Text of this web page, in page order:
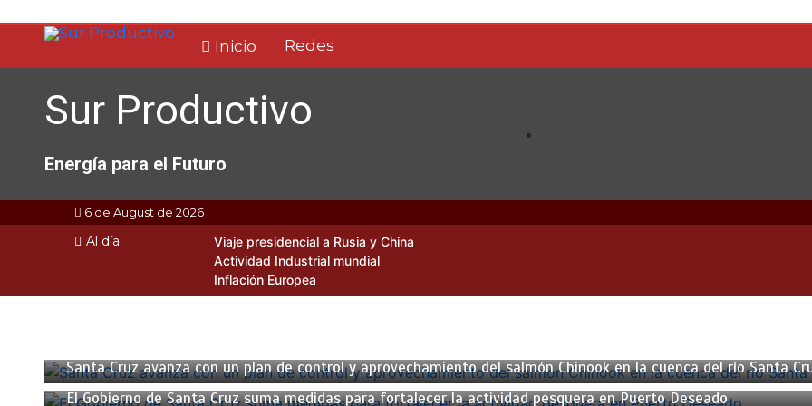
Inicio Redes
Sur Productivo
Energía para el Futuro
6 de August de 2026
Al día
Viaje presidencial a Rusia y China
Actividad Industrial mundial
Inflación Europea
Santa Cruz avanza con un plan de control y aprovechamiento del salmón Chinook en la cuenca del río Santa
2 de septiembre de 2025 4 min
El Gobierno de Santa Cruz suma medidas para fortalecer la actividad pesquera en Puerto Deseado
24 de agosto de 2025 3 min